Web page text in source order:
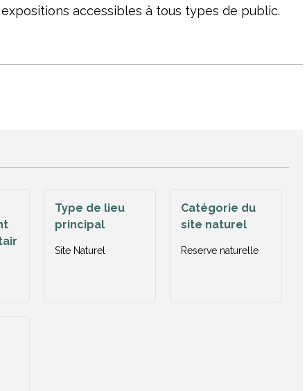
accessibles à tous types de public.
Type de lieu
principal
Site Naturel
Catégorie du
site naturel
Reserve naturelle